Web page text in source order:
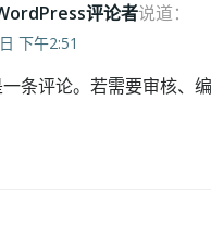
评论者说道：
下午2:51
条评论。若需要审核、